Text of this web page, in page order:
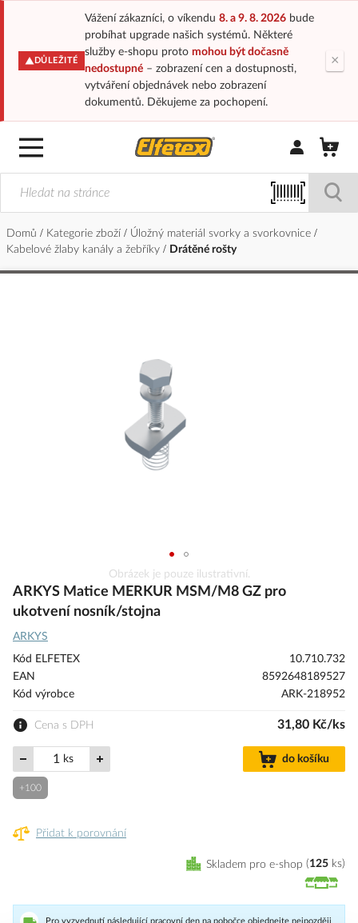
DŮLEŽITÉ
Vážení zákazníci, o víkendu 8. a 9. 8. 2026bude
probíhat upgrade našich systémů. Některé
služby e-shopu proto mohou být dočasně
nedostupné– zobrazení cen a dostupnosti,
vytváření objednávek nebo zobrazení
dokumentů. Děkujeme za pochopení.
×
Přihlásit/
Domů Kategorie zboží
Úložný materiál svorky a svorkovnice
Kabelové žlaby kanály a žebříky
Drátěné rošty
na
začátek
s
obrázky
Obrázek je pouze ilustrativní.
ARKYS Matice MERKUR MSM/M8 GZ pro
ukotvení nosník/stojna
ARKYS
Kód ELFETEX
10.710.732
EAN
8592648189527
Kód výrobce
ARK-218952
Cena s DPH 31,80 Kč/ks
ks do košíku
+100
Přidat k porovnání
Skladem pro e-shop 125 ks
Pro vyzvednutí následující pracovní den na pobočce objednejte nejpozději